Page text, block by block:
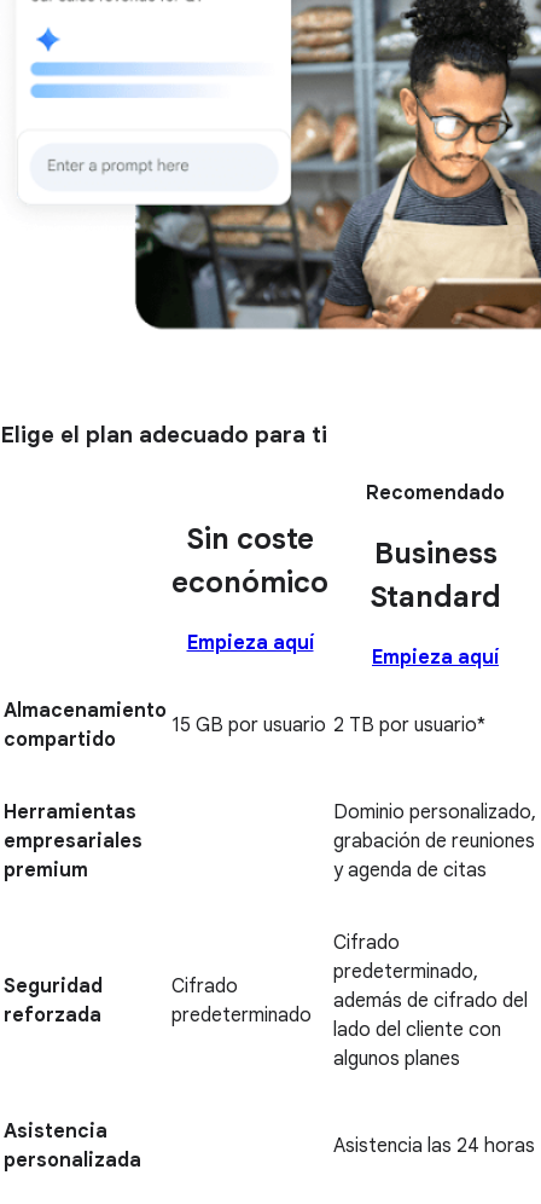
Elige el plan adecuado para ti
Sin coste
económico
Empieza aquí
Recomendado
Business
Standard
Empieza aquí
Almacenamiento
compartido
15 GB por usuario 2 TB por usuario*
Herramientas
empresariales
premium
Dominio personalizado,
grabación de reuniones
y agenda de citas
Seguridad
reforzada
Cifrado
predeterminado
Cifrado
predeterminado,
además de cifrado del
lado del cliente con
algunos planes
Asistencia
personalizada
Asistencia las 24 horas